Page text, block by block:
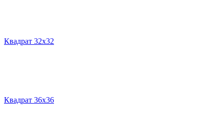
Квадрат 32х32
Квадрат 36х36